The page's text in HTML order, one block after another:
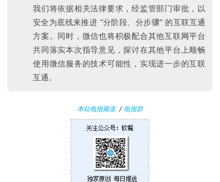
我们将依据相关法律要求，经监管部门审批，以
安全为底线来推进 “分阶段、分步骤” 的互联互通
方案。同时，微信也将积极配合其他互联网平台
共同落实本次指导意见，探讨在其他平台上顺畅
使用微信服务的技术可能性，实现进一步的互联
互通。
本站电报频道/ 电报群